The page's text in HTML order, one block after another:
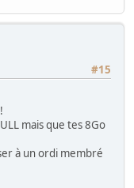
#15
mais que tes 8Go
à un ordi membré